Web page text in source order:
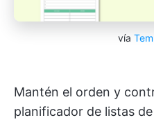
vía
Mantén el orden y
planificador de listas